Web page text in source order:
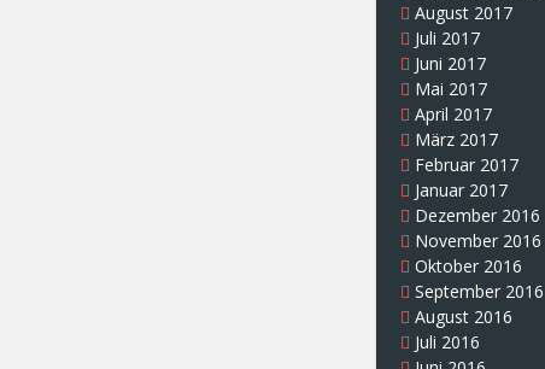
August 2017
Juli 2017
Juni 2017
Mai 2017
April 2017
März 2017
Februar 2017
Januar 2017
Dezember 2016
November 2016
Oktober 2016
September 2016
August 2016
Juli 2016